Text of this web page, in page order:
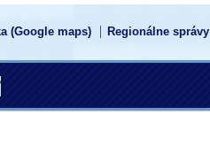
(Google maps) Regionálne správy